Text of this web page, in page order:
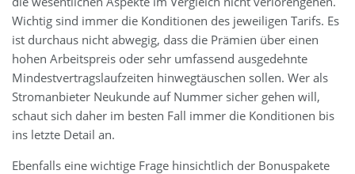
Wichtig sind immer die Konditionen des jeweiligen Tarifs. Es
ist durchaus nicht abwegig, dass die Prämien über einen
hohen Arbeitspreis oder sehr umfassend ausgedehnte
Mindestvertragslaufzeiten hinwegtäuschen sollen. Wer als
Stromanbieter Neukunde auf Nummer sicher gehen will,
schaut sich daher im besten Fall immer die Konditionen bis
ins letzte Detail an.
Ebenfalls eine wichtige Frage hinsichtlich der Bonuspakete